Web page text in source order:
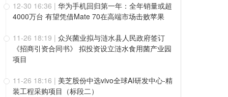
12-30 16:36 | 华为手机回归第一年：全年销量或超
4000万台 有望凭借Mate 70在高端市场击败苹果
11-26 18:19 | 众兴菌业拟与涟水县人民政府签订
《招商引资合同书》 拟投资设立涟水食用菌产业园
项目
11-26 18:16 | 美芝股份中选vivo全球AI研发中心-精
装工程采购项目（标段二）